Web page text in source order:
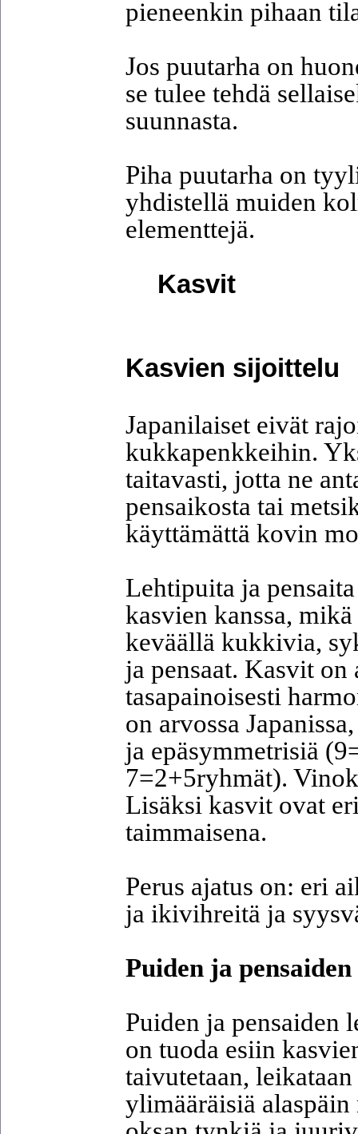
pieneenkin pihaan
Jos puutarha on
se tulee tehdä
suunnasta.
Piha puutarha on
yhdistellä muiden
elementtejä.
Kasvit
Kasvien sijoittelu
Japanilaiset eivät
kukkapenkkeihin.
taitavasti, jotta ne
pensaikosta tai
käyttämättä kovin
Lehtipuita ja
kasvien kanssa,
keväällä kukkivia,
ja pensaat. Kasvit
tasapainoisesti
on arvossa
ja epäsymmetrisiä
7=2+5ryhmät).
Lisäksi kasvit ovat
taimmaisena.
Perus ajatus on: eri
ja ikivihreitä ja
Puiden ja
Puiden ja pensaiden
on tuoda esiin
taivutetaan,
ylimääräisiä